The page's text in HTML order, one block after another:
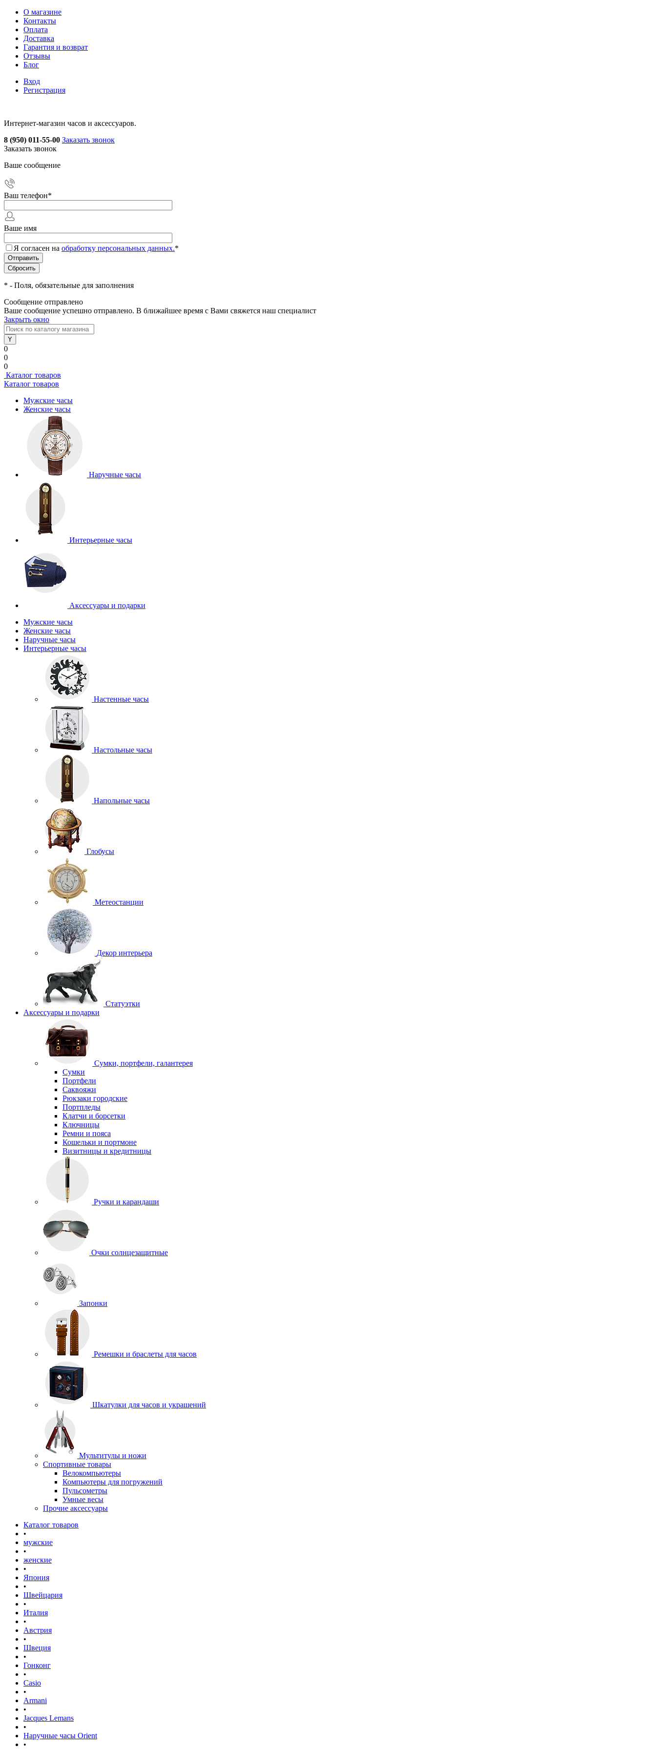
О магазине
Контакты
Оплата
Доставка
Гарантия и возврат
Отзывы
Блог
Вход
Регистрация
Интернет-магазин часов и аксессуаров.
8 (950) 011-55-00 Заказать звонок
Заказать звонок
Ваше сообщение
Ваш телефон*
Ваше имя
Я согласен на обработку персональных данных.*
* - Поля, обязательные для заполнения
Сообщение отправлено
Ваше сообщение успешно отправлено. В ближайшее время с Вами свяжется наш специалист
Закрыть окно
0
0
0
Каталог товаров
Каталог товаров
Мужские часы
Женские часы
Наручные часы
Интерьерные часы
Аксессуары и подарки
Мужские часы
Женские часы
Наручные часы
Интерьерные часы
Настенные часы
Настольные часы
Напольные часы
Глобусы
Метеостанции
Декор интерьера
Статуэтки
Аксессуары и подарки
Сумки, портфели, галантерея
Сумки
Портфели
Саквояжи
Рюкзаки городские
Портпледы
Клатчи и борсетки
Ключницы
Ремни и пояса
Кошельки и портмоне
Визитницы и кредитницы
Ручки и карандаши
Очки солнцезащитные
Запонки
Ремешки и браслеты для часов
Шкатулки для часов и украшений
Мультитулы и ножи
Спортивные товары
Велокомпьютеры
Компьютеры для погружений
Пульсометры
Умные весы
Прочие аксессуары
Каталог товаров
•
мужские
•
женские
•
Япония
•
Швейцария
•
Италия
•
Австрия
•
Швеция
•
Гонконг
•
Casio
•
Armani
•
Jacques Lemans
•
Наручные часы Orient
•